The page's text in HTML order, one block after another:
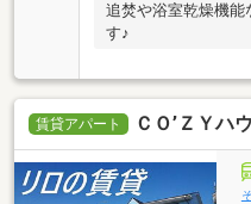
追焚や浴室乾燥機能
す♪
賃貸アパート ＣＯ’ＺＹハ